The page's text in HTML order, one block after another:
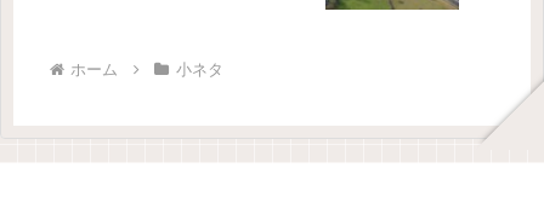
ホーム 小ネタ